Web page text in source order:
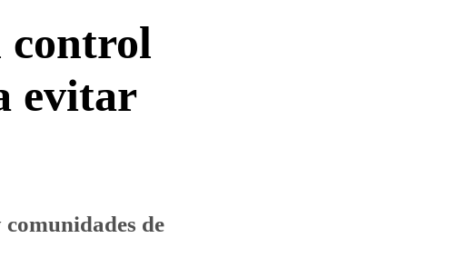
control
evitar
de